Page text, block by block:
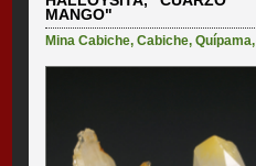
MANGO"
Mina Cabiche,Cabiche,Quípama,